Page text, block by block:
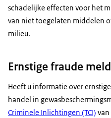
schadelijke effecten voor het
van niet toegelaten middelen
milieu.
Ernstige fraude
Heeft u informatie over
handel in
Criminele Inlichtingen (TCI) van